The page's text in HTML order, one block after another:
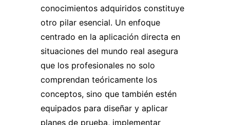
conocimientos adquiridos constituye
otro pilar esencial. Un enfoque
centrado en la aplicación directa en
situaciones del mundo real asegura
que los profesionales no solo
comprendan teóricamente los
conceptos, sino que también estén
equipados para diseñar y aplicar
planes de prueba, implementar